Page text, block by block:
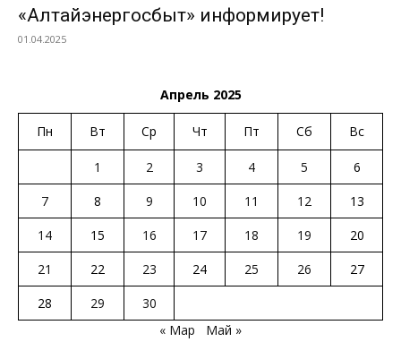
«Алтайэнергосбыт» информирует!
01.04.2025
Апрель 2025
Пн Вт Ср Чт Пт Сб Вс
1 2 3 4 5
6
7
8 9 10 11 12
13
14
15 16 17 18 19
20
21
22 23 24 25 26
27
28
29
30
« Мар
Май »